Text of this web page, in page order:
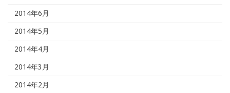
2014年6月
2014年5月
2014年4月
2014年3月
2014年2月